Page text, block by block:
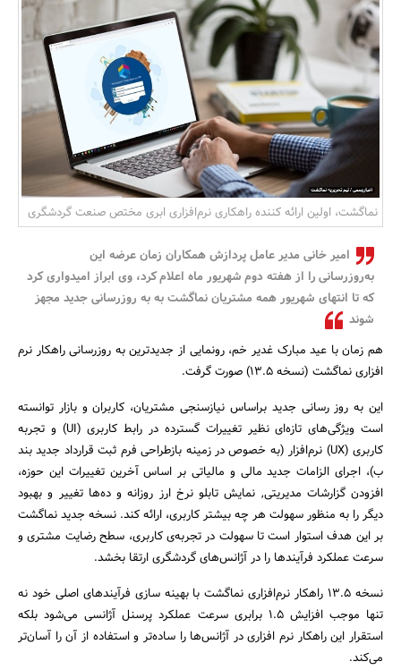
بانک، بیمه و سرمایه
مسکن و ساختمان
نماگشت، اولین ارائه کننده راهکاری نرم‌افزاری ابری مختص صنعت گردشگری
امیر خانی مدیر عامل پردازش همکاران زمان عرضه این
به‌روزرسانی را از هفته دوم شهریور ماه اعلام کرد، وی ابراز امیدواری کرد
که تا انتهای شهریور همه مشتریان نماگشت به به روزرسانی جدید مجهز
شوند
هم زمان با عید مبارک غدیر خم، رونمایی از جدیدترین به روزرسانی راهکار نرم
افزاری نماگشت (نسخه ۱۳.۵) صورت گرفت.
این به روز رسانی جدید براساس نیازسنجی مشتریان، کاربران و بازار توانسته
است ویژگی‌های تازه‌ای نظیر تغییرات گسترده در رابط کاربری (UI) و تجربه
کاربری (UX) نرم‌افزار (به خصوص در زمینه بازطراحی فرم ثبت قرارداد جدید بند
ب)، اجرای الزامات جدید مالی و مالیاتی بر اساس آخرین تغییرات این حوزه،
افزودن گزارشات مدیریتی, نمایش تابلو نرخ ارز روزانه و ده‌ها تغییر و بهبود
دیگر را به منظور سهولت هر چه بیشتر کاربری، ارائه کند. نسخه جدید نماگشت
بر این هدف استوار است تا سهولت در تجربه‌ی کاربری، سطح رضایت مشتری و
سرعت عملکرد فرآیندها را در آژانس‌های گردشگری ارتقا بخشد.
نسخه ۱۳.۵ راهکار نرم‌افزاری نماگشت با بهینه سازی فرآیندهای اصلی خود نه
تنها موجب افزایش ۱.۵ برابری سرعت عملکرد پرسنل آژانسی می‌شود بلکه
استقرار این راهکار نرم افزاری در آژانس‌ها را ساده‌تر و استفاده از آن را آسان‌تر
می‌کند.